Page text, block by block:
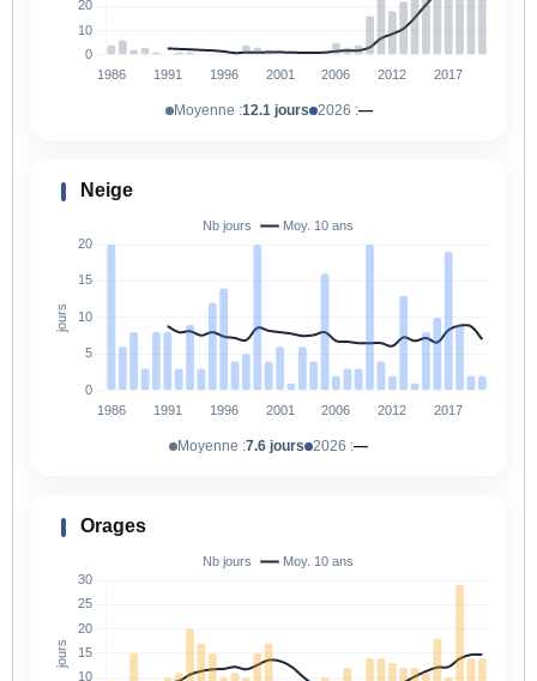
Moyenne :12.1 jours 2026 :—
Neige
Moyenne :7.6 jours 2026 :—
Orages